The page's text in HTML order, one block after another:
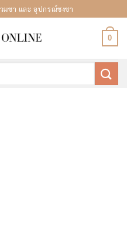
วมชา และ อุปกรณ์ชงชา
0